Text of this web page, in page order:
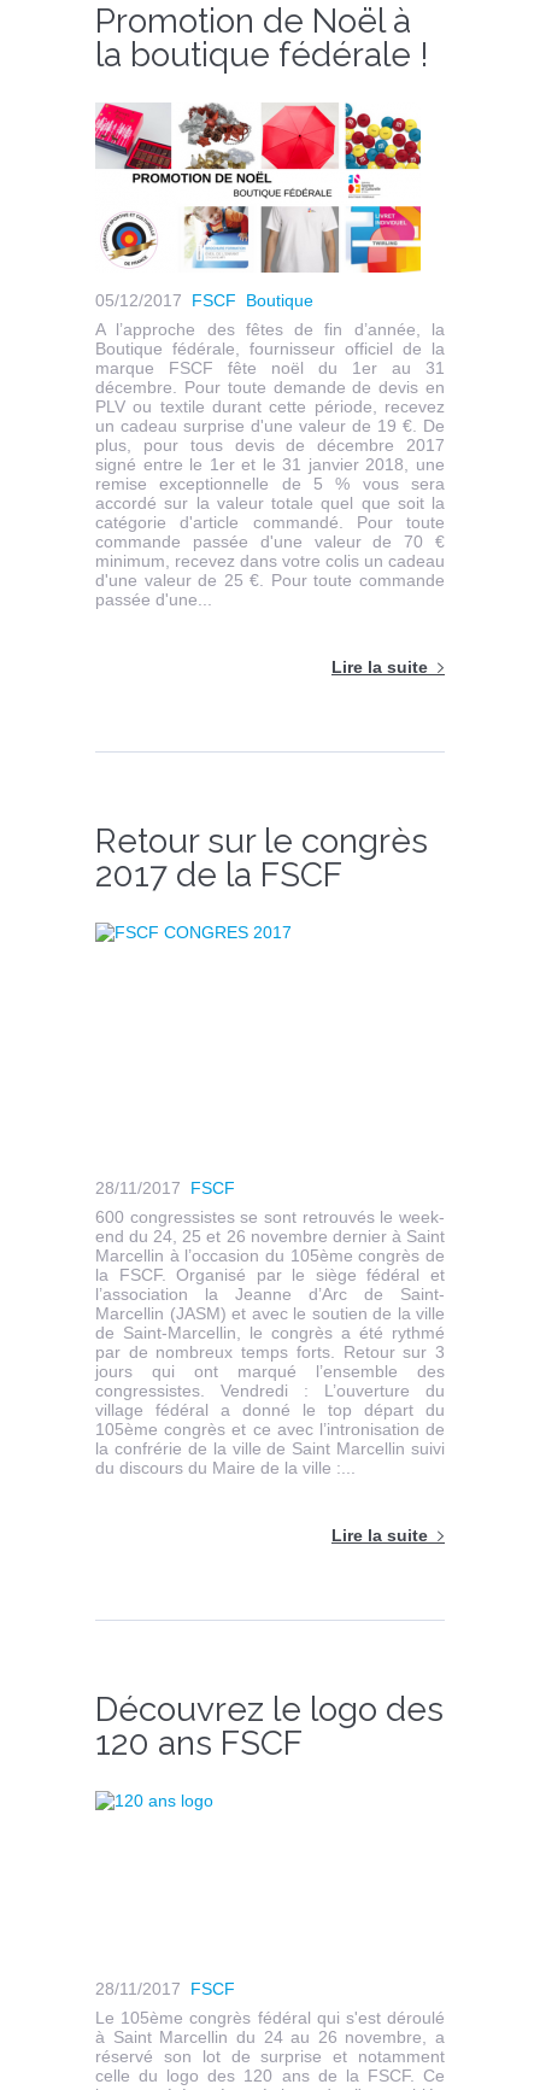
Promotion de Noël à
la boutique fédérale !
05/12/2017 FSCF
Boutique
A l’approche des fêtes de fin d’année, la
Boutique fédérale, fournisseur officiel de la
marque FSCF fête noël du 1er au 31
décembre. Pour toute demande de devis en
PLV ou textile durant cette période, recevez
un cadeau surprise d'une valeur de 19 €. De
plus, pour tous devis de décembre 2017
signé entre le 1er et le 31 janvier 2018, une
remise exceptionnelle de 5 % vous sera
accordé sur la valeur totale quel que soit la
catégorie d'article commandé. Pour toute
commande passée d'une valeur de 70 €
minimum, recevez dans votre colis un cadeau
d'une valeur de 25 €. Pour toute commande
passée d'une...
Lire la suite
Retour sur le congrès
2017 de la FSCF
28/11/2017
FSCF
600 congressistes se sont retrouvés le week-
end du 24, 25 et 26 novembre dernier à Saint
Marcellin à l’occasion du 105ème congrès de
la FSCF. Organisé par le siège fédéral et
l’association la Jeanne d’Arc de Saint-
Marcellin (JASM) et avec le soutien de la ville
de Saint-Marcellin, le congrès a été rythmé
par de nombreux temps forts. Retour sur 3
jours qui ont marqué l’ensemble des
congressistes. Vendredi : L’ouverture du
village fédéral a donné le top départ du
105ème congrès et ce avec l’intronisation de
la confrérie de la ville de Saint Marcellin suivi
du discours du Maire de la ville :...
Lire la suite
Découvrez le logo des
120 ans FSCF
28/11/2017
FSCF
Le 105ème congrès fédéral qui s'est déroulé
à Saint Marcellin du 24 au 26 novembre, a
réservé son lot de surprise et notamment
celle du logo des 120 ans de la FSCF. Ce